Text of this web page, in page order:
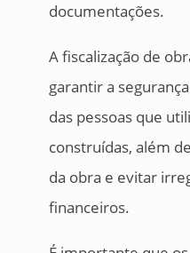
documentações.
A fiscalização de
garantir a
das pessoas que
construídas, além
da obra e evitar
financeiros.